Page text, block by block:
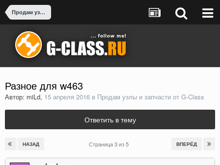
Продам узлы и запчасти от G-Class
Разное для w463
Автор: miLd, 15 апреля 2016 в Продам узлы и запчасти от G-Class
Ответить в тему
НАЗАД ВПЕРЁД
Страница 3 из 5